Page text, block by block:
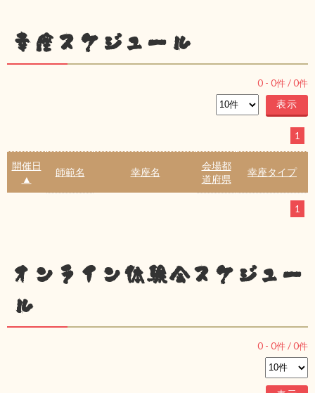
幸座スケジュール
0 - 0件 /0件
1
開催日
▲
師範名 幸座名
会場都
道府県
幸座タイプ
1
オンライン体験会スケジュー
ル
0 - 0件 /0件